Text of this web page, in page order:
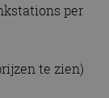
per
te zien)